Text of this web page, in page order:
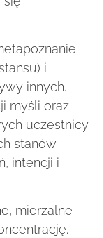
i
innych.
myśli oraz
uczestnicy
stanów
intencji i
mierzalne